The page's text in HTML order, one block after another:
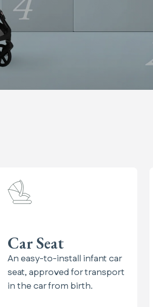
Car Seat
An easy-to-install infant car
seat, approved for transport
in the car from birth.